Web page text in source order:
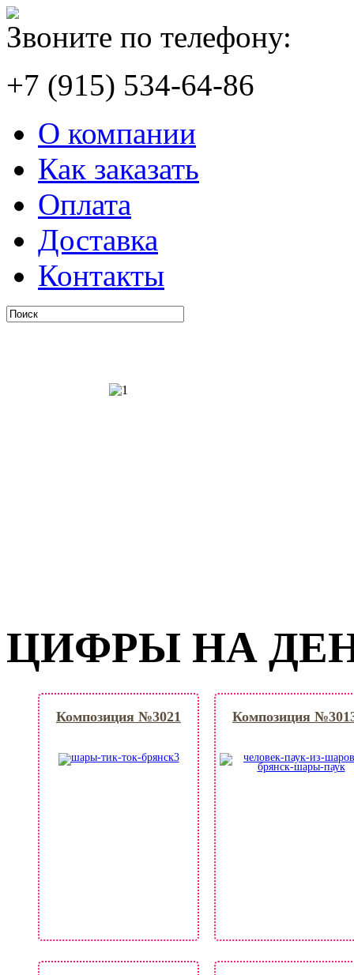
Звоните по телефону:
+7 (915) 534-64-86
О компании
Как заказать
Оплата
Доставка
Контакты
ЦИФРЫ НА
Композиция №3021 Композиция